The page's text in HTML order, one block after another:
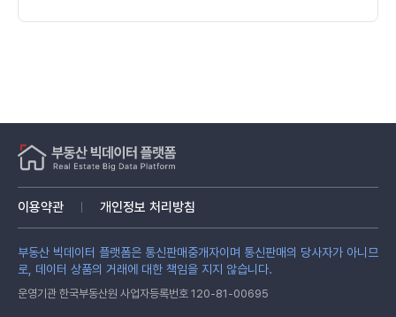
이용약관 개인정보 처리방침
부동산 빅데이터 플랫폼은 통신판매중개자이며 통신판매의 당사자가 아니므
로, 데이터 상품의 거래에 대한 책임을 지지 않습니다.
운영기관 한국부동산원 사업자등록번호 120-81-00695